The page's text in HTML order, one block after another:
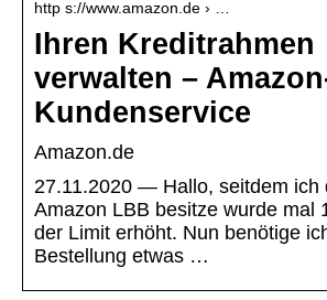
http s://www.amazon.de › …
Ihren Kreditrahmen
verwalten –
Kundenservice
Amazon.de
27.11.2020 — Hallo, seitdem ich
Amazon LBB besitze wurde mal
der Limit erhöht. Nun benötige
Bestellung etwas …